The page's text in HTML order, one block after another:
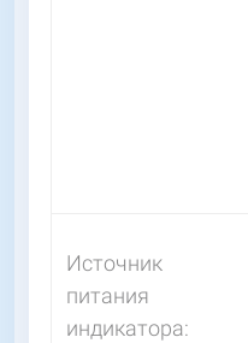
Источник
питания
индикатора: